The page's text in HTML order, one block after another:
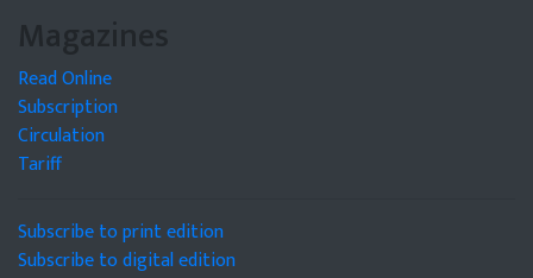
Magazines
Read Online
Subscription
Circulation
Tariff
Subscribe to print edition
Subscribe to digital edition